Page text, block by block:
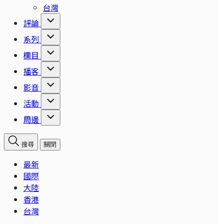
台灣
評論
系列
欄目
播客
影音
活動
周邊
搜尋 關閉
最新
國際
大陸
香港
台灣